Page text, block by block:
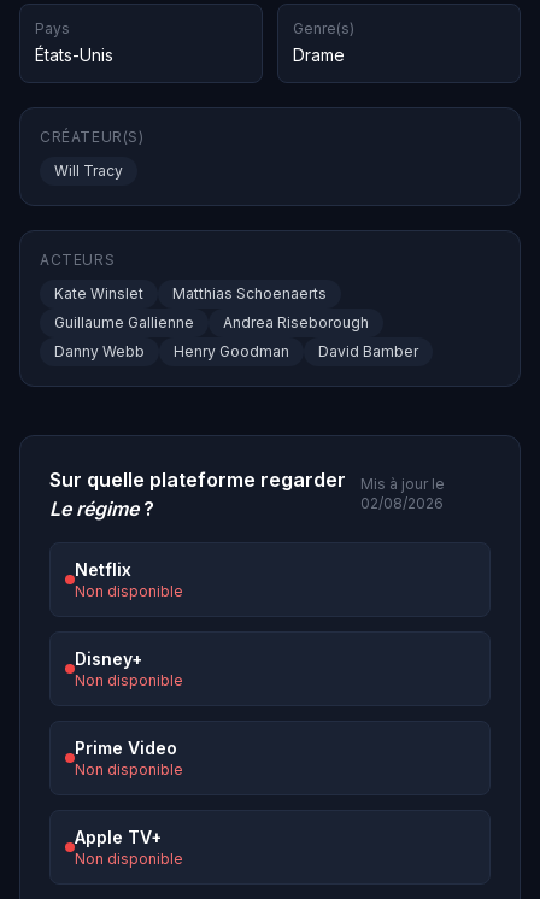
Pays
États-Unis
Genre(s)
Drame
CRÉATEUR(S)
Will Tracy
ACTEURS
Kate Winslet
Matthias Schoenaerts
Guillaume Gallienne
Andrea Riseborough
Danny Webb
Henry Goodman David Bamber
Sur quelle plateforme regarder
Le régime?
Mis à jour le
02/08/2026
Netflix
Non disponible
Disney+
Non disponible
Prime Video
Non disponible
Apple TV+
Non disponible